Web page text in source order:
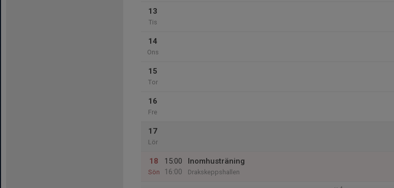
13
Tis
14
Ons
15
Tor
16
Fre
17
Lör
18
Sön
15:00
16:00
Inomhusträning
Drakskeppshallen